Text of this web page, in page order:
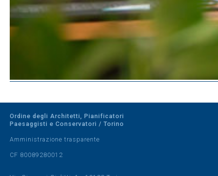
Ordine degli Architetti, Pianificatori
Paesaggisti e Conservatori / Torino
Amministrazione trasparente
CF 80089280012